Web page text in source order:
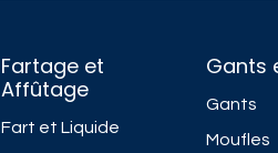
Fartage et
Affûtage
Fart et Liquide
Gants
Gants
Moufles